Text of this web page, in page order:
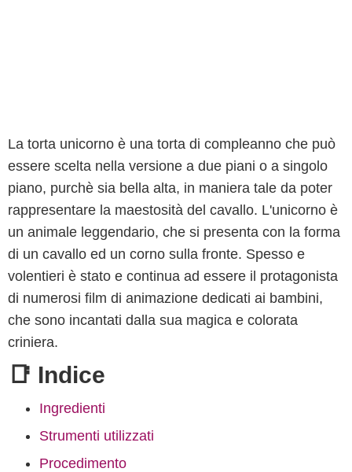
La torta unicorno è una torta di compleanno che può
essere scelta nella versione a due piani o a singolo
piano, purchè sia bella alta, in maniera tale da poter
rappresentare la maestosità del cavallo. L'unicorno è
un animale leggendario, che si presenta con la forma
di un cavallo ed un corno sulla fronte. Spesso e
volentieri è stato e continua ad essere il protagonista
di numerosi film di animazione dedicati ai bambini,
che sono incantati dalla sua magica e colorata
criniera.
📑 Indice
Ingredienti
Strumenti utilizzati
Procedimento